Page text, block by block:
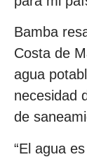
Bamba
Costa de
agua
necesidad
de
“El agua